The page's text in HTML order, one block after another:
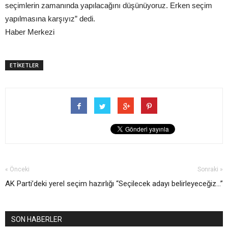
seçimlerin zamanında yapılacağını düşünüyoruz. Erken seçim
yapılmasına karşıyız” dedi.
Haber Merkezi
ETİKETLER
« Önceki
AK Parti’deki yerel seçim hazırlığı
Sonraki »
“Seçilecek adayı belirleyeceğiz...”
SON HABERLER